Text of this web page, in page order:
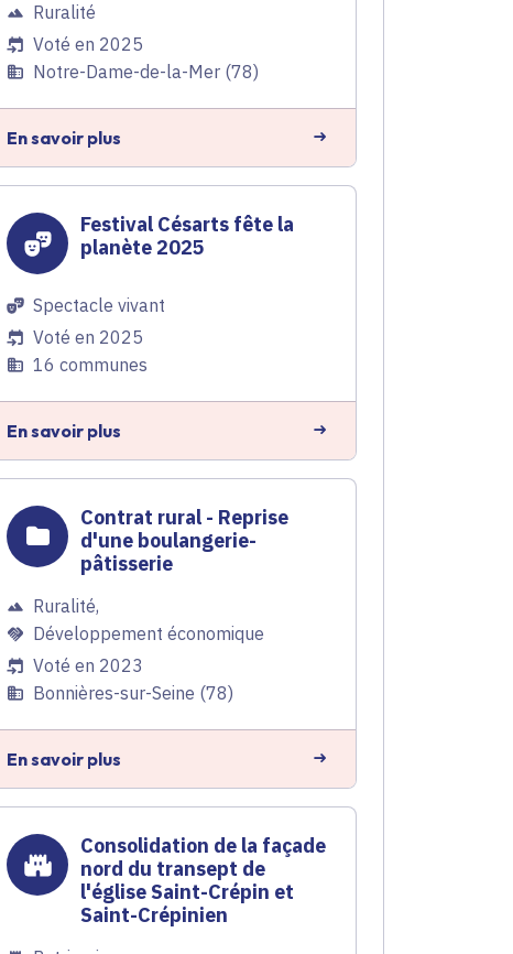
Ruralité
Voté en 2025
Notre-Dame-de-la-Mer (78)
En savoir plus
Festival Césarts fête la
planète 2025
Spectacle vivant
Voté en 2025
16 communes
En savoir plus
Contrat rural - Reprise
d'une boulangerie-
pâtisserie
Ruralité,
Développement économique
Voté en 2023
Bonnières-sur-Seine (78)
En savoir plus
Consolidation de la façade
nord du transept de
l'église Saint-Crépin et
Saint-Crépinien